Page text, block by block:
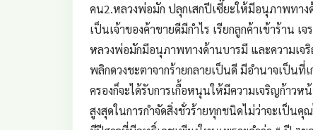
คน2.หลวงพ่อมัก ปลุกเสกปีเซี๊ยะให้มีอนุภาพทา
เป็นเจ้าของค้าขายดีมีกำไร เรียกลูกค้าเข้าร้าน เ
หลวงพ่อมักมีอนุภาพทางด้านบารมี และความเจ
พลิกดวงชะตาจากร้ายกลายเป็นดี มีอำนาจเป็นที่
ครองก็จะได้รับการเกื้อหนุนให้มีความเจริญก้าว
สูงสุดในการกำจัดสิ่งชั่วร้ายทุกชนิดไม่ว่าจะเป็น